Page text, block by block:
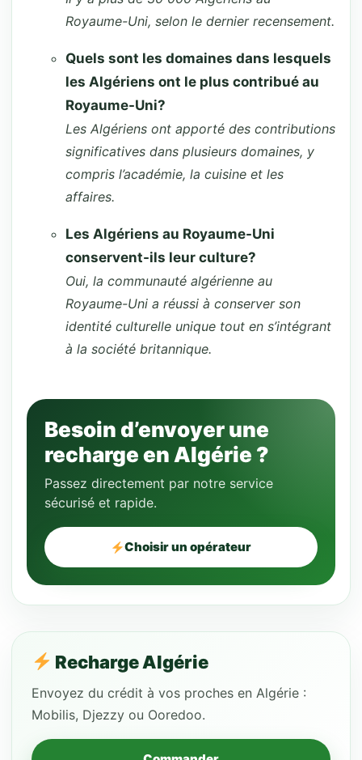
Royaume-Uni, selon le dernier recensement.
Quels sont les domaines dans lesquels
les Algériens ont le plus contribué au
Royaume-Uni?
Les Algériens ont apporté des contributions
significatives dans plusieurs domaines, y
compris l’académie, la cuisine et les
affaires.
Les Algériens au Royaume-Uni
conservent-ils leur culture?
Oui, la communauté algérienne au
Royaume-Uni a réussi à conserver son
identité culturelle unique tout en s’intégrant
à la société britannique.
Besoin d’envoyer une
recharge en Algérie ?
Passez directement par notre service
sécurisé et rapide.
Choisir un opérateur
Recharge Algérie
Envoyez du crédit à vos proches en Algérie :
Mobilis, Djezzy ou Ooredoo.